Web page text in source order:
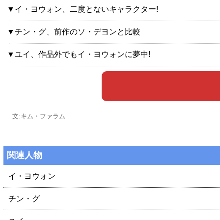
▼イ・ヨウォン、二度とないキャラクター!
▼チン・グ、前作のソ・デヨンと比較
▼ユイ、作品外でもイ・ヨウォンに夢中!
文:キム・ファラム
関連人物
イ・ヨウォン
チン・グ